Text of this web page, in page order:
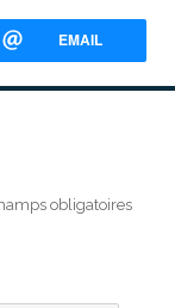
EMAIL
obligatoires